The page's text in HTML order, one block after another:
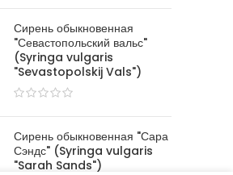
Сирень обыкновенная
"Севастопольский вальс"
(Syringa vulgaris
"Sevastopolskij Vals")
Сирень обыкновенная "Сара
Сэндс" (Syringa vulgaris
"Sarah Sands")